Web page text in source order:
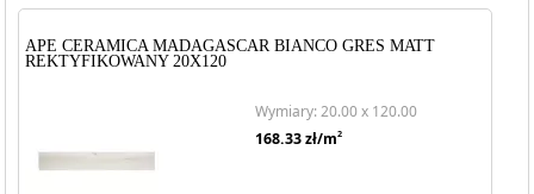
APE CERAMICA MADAGASCAR BIANCO GRES MATT
REKTYFIKOWANY 20X120
Wymiary: 20.00 x 120.00
168.33zł/m2